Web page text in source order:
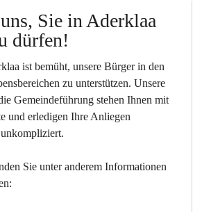
Sie in Aderklaa
dürfen!
ist bemüht, unsere Bürger in den
zu unterstützen. Unsere
Gemeindeführung stehen Ihnen mit
und erledigen Ihre Anliegen
Sie un­ter an­de­rem Informationen